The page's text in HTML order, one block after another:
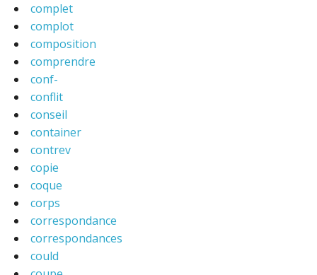
complet
complot
composition
comprendre
conf-
conflit
conseil
container
contrev
copie
coque
corps
correspondance
correspondances
could